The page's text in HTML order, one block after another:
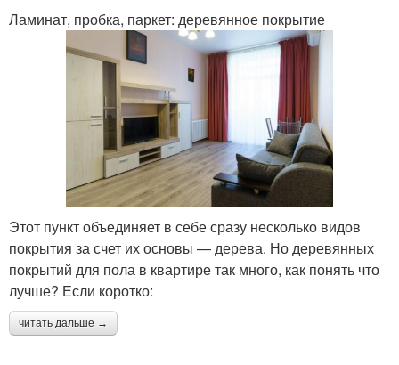
Ламинат, пробка, паркет: деревянное покрытие
Этот пункт объединяет в себе сразу несколько видов
покрытия за счет их основы — дерева. Но деревянных
покрытий для пола в квартире так много, как понять что
лучше? Если коротко:
читать дальше →